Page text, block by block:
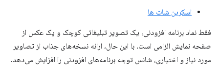
اسکرین شات ها
فقط نماد برنامه افزودنی، یک تصویر تبلیغاتی کوچک و یک عکس از
صفحه نمایش الزامی است. با این حال، ارائه نسخه‌های جذاب از تصاویر
مورد نیاز و اختیاری، شانس توجه برنامه‌های افزودنی را افزایش می‌دهد.